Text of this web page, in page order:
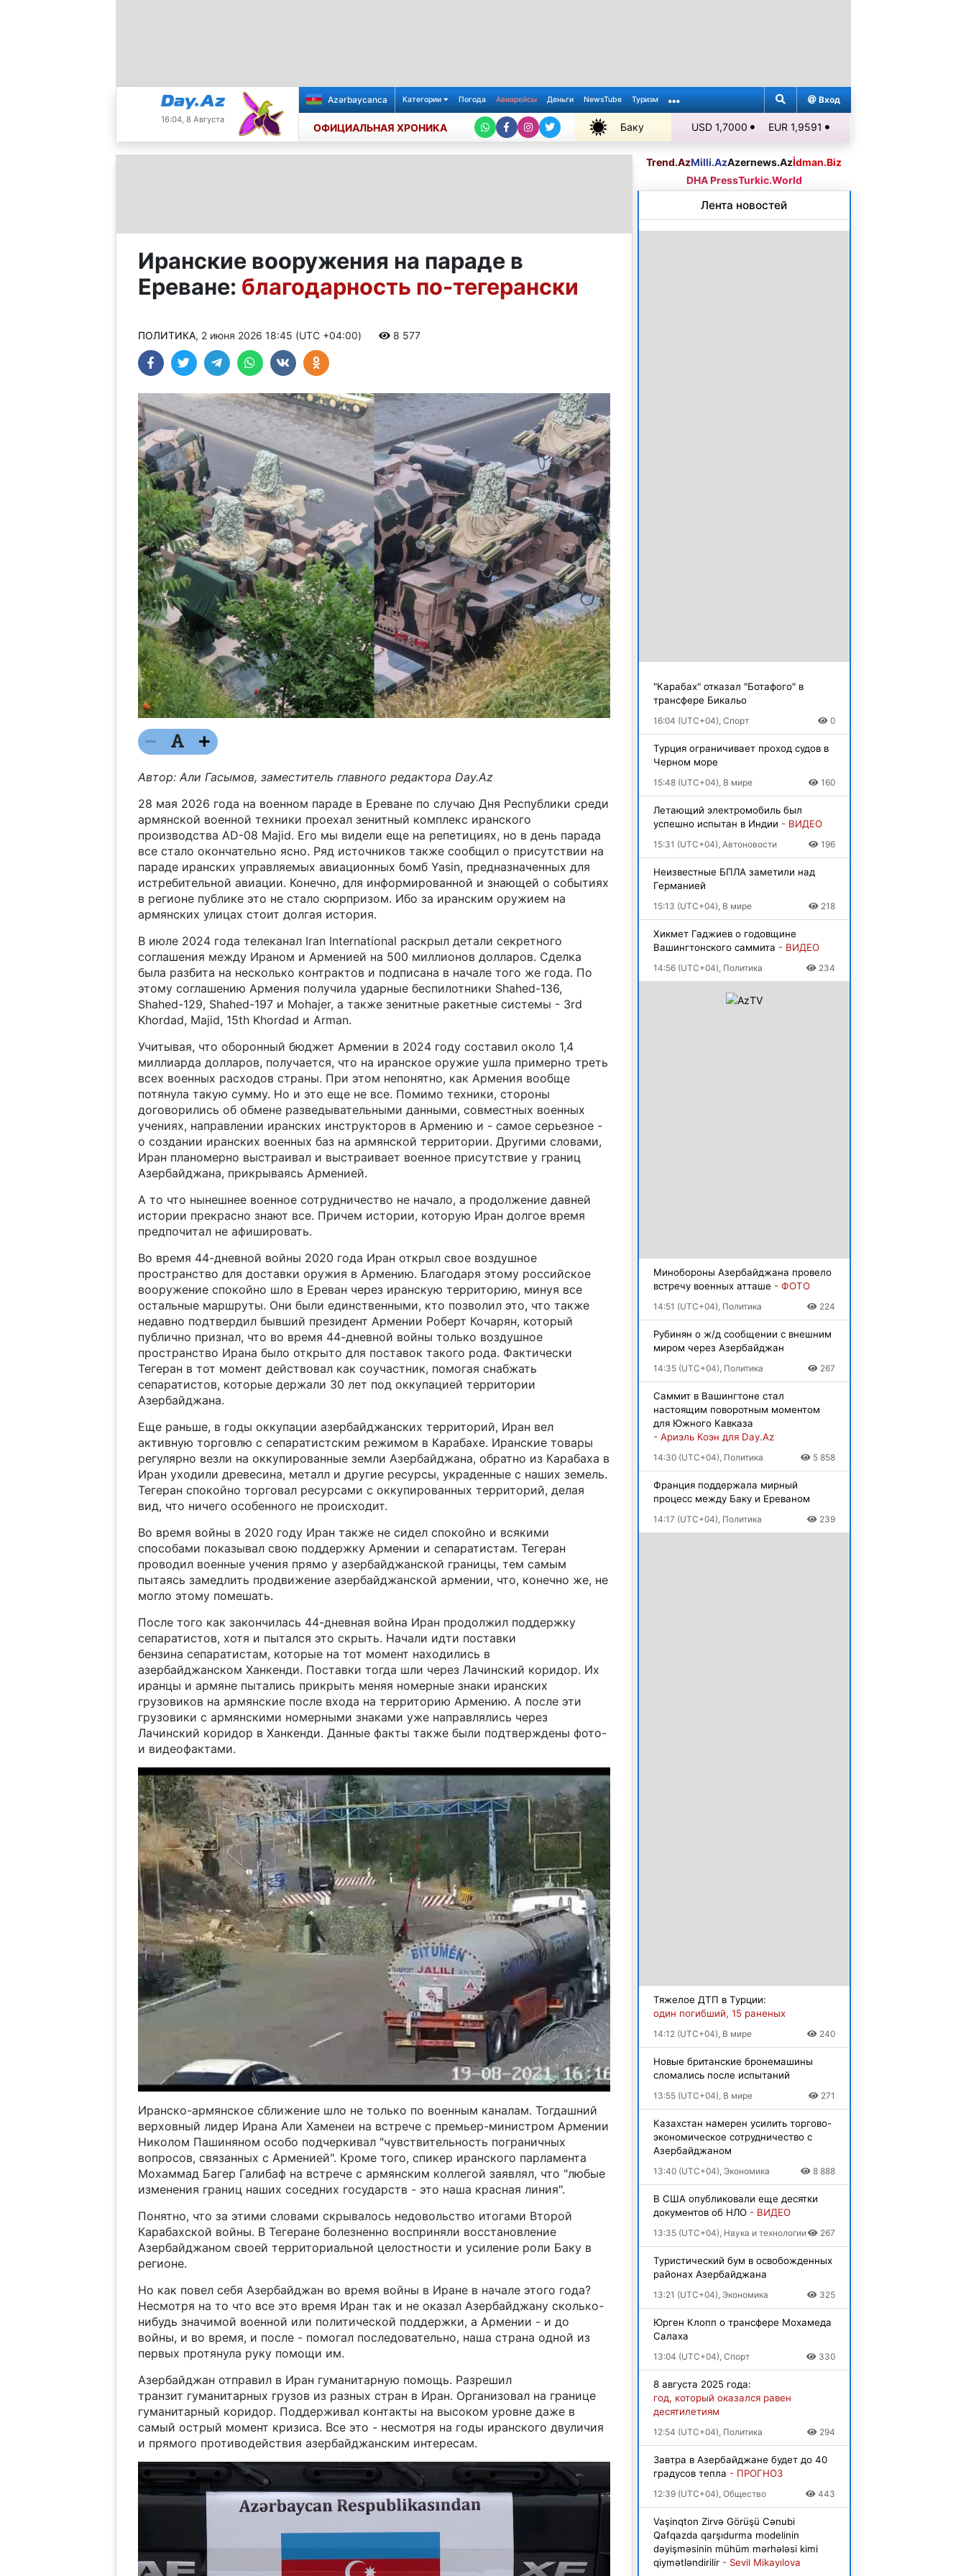
16:04, 8 Августа
Azərbaycanca Категории Погода Авиарейсы Деньги NewsTube Туризм Вход
ОФИЦИАЛЬНАЯ ХРОНИКА Баку
+36℃
USD 1,7000 EUR 1,9591
Иранские вооружения на параде в
Ереване: благодарность по-тегерански
ПОЛИТИКА, 2 июня 2026 18:45 (UTC +04:00) 8 577
Автор: Али Гасымов, заместитель главного редактора Day.Az
28 мая 2026 года на военном параде в Ереване по случаю Дня Республики среди
армянской военной техники проехал зенитный комплекс иранского
производства AD-08 Majid. Его мы видели еще на репетициях, но в день парада
все стало окончательно ясно. Ряд источников также сообщил о присутствии на
параде иранских управляемых авиационных бомб Yasin, предназначенных для
истребительной авиации. Конечно, для информированной и знающей о событиях
в регионе публике это не стало сюрпризом. Ибо за иранским оружием на
армянских улицах стоит долгая история.
В июле 2024 года телеканал Iran International раскрыл детали секретного
соглашения между Ираном и Арменией на 500 миллионов долларов. Сделка
была разбита на несколько контрактов и подписана в начале того же года. По
этому соглашению Армения получила ударные беспилотники Shahed-136,
Shahed-129, Shahed-197 и Mohajer, а также зенитные ракетные системы - 3rd
Khordad, Majid, 15th Khordad и Arman.
Учитывая, что оборонный бюджет Армении в 2024 году составил около 1,4
миллиарда долларов, получается, что на иранское оружие ушла примерно треть
всех военных расходов страны. При этом непонятно, как Армения вообще
потянула такую сумму. Но и это еще не все. Помимо техники, стороны
договорились об обмене разведывательными данными, совместных военных
учениях, направлении иранских инструкторов в Армению и - самое серьезное -
о создании иранских военных баз на армянской территории. Другими словами,
Иран планомерно выстраивал и выстраивает военное присутствие у границ
Азербайджана, прикрываясь Арменией.
А то что нынешнее военное сотрудничество не начало, а продолжение давней
истории прекрасно знают все. Причем истории, которую Иран долгое время
предпочитал не афишировать.
Во время 44-дневной войны 2020 года Иран открыл свое воздушное
пространство для доставки оружия в Армению. Благодаря этому российское
вооружение спокойно шло в Ереван через иранскую территорию, минуя все
остальные маршруты. Они были единственными, кто позволил это, что также
недавно подтвердил бывший президент Армении Роберт Кочарян, который
публично признал, что во время 44-дневной войны только воздушное
пространство Ирана было открыто для поставок такого рода. Фактически
Тегеран в тот момент действовал как соучастник, помогая снабжать
сепаратистов, которые держали 30 лет под оккупацией территории
Азербайджана.
Еще раньше, в годы оккупации азербайджанских территорий, Иран вел
активную торговлю с сепаратистским режимом в Карабахе. Иранские товары
регулярно везли на оккупированные земли Азербайджана, обратно из Карабаха в
Иран уходили древесина, металл и другие ресурсы, украденные с наших земель.
Тегеран спокойно торговал ресурсами с оккупированных территорий, делая
вид, что ничего особенного не происходит.
Во время войны в 2020 году Иран также не сидел спокойно и всякими
способами показывал свою поддержку Армении и сепаратистам. Тегеран
проводил военные учения прямо у азербайджанской границы, тем самым
пытаясь замедлить продвижение азербайджанской армении, что, конечно же, не
могло этому помешать.
После того как закончилась 44-дневная война Иран продолжил поддержку
сепаратистов, хотя и пытался это скрыть. Начали идти поставки
бензина сепаратистам, которые на тот момент находились в
азербайджанском Ханкенди. Поставки тогда шли через Лачинский коридор. Их
иранцы и армяне пытались прикрыть меняя номерные знаки иранских
грузовиков на армянские после входа на территорию Армению. А после эти
грузовики с армянскими номерными знаками уже направлялись через
Лачинский коридор в Ханкенди. Данные факты также были подтверждены фото-
и видеофактами.
Иранско-армянское сближение шло не только по военным каналам. Тогдашний
верховный лидер Ирана Али Хаменеи на встрече с премьер-министром Армении
Николом Пашиняном особо подчеркивал "чувствительность пограничных
вопросов, связанных с Арменией". Кроме того, спикер иранского парламента
Мохаммад Багер Галибаф на встрече с армянским коллегой заявлял, что "любые
изменения границ наших соседних государств - это наша красная линия".
Понятно, что за этими словами скрывалось недовольство итогами Второй
Карабахской войны. В Тегеране болезненно восприняли восстановление
Азербайджаном своей территориальной целостности и усиление роли Баку в
регионе.
Но как повел себя Азербайджан во время войны в Иране в начале этого года?
Несмотря на то что все это время Иран так и не оказал Азербайджану сколько-
нибудь значимой военной или политической поддержки, а Армении - и до
войны, и во время, и после - помогал последовательно, наша страна одной из
первых протянула руку помощи им.
Азербайджан отправил в Иран гуманитарную помощь. Разрешил
транзит гуманитарных грузов из разных стран в Иран. Организовал на границе
гуманитарный коридор. Поддерживал контакты на высоком уровне даже в
самый острый момент кризиса. Все это - несмотря на годы иранского двуличия
и прямого противодействия азербайджанским интересам.
Trend.AzMilli.AzAzernews.Azİdman.Biz
DHA PressTurkic.World
Лента новостей
"Карабах" отказал "Ботафого" в
трансфере Бикальо
16:04 (UTC+04), Спорт 0
Турция ограничивает проход судов в
Черном море
15:48 (UTC+04), В мире 160
Летающий электромобиль был
успешно испытан в Индии - ВИДЕО
15:31 (UTC+04), Автоновости 196
Неизвестные БПЛА заметили над
Германией
15:13 (UTC+04), В мире 218
Хикмет Гаджиев о годовщине
Вашингтонского саммита - ВИДЕО
14:56 (UTC+04), Политика 234
Минобороны Азербайджана провело
встречу военных атташе - ФОТО
14:51 (UTC+04), Политика 224
Рубинян о ж/д сообщении с внешним
миром через Азербайджан
14:35 (UTC+04), Политика 267
Саммит в Вашингтоне стал
настоящим поворотным моментом
для Южного Кавказа
- Ариэль Коэн для Day.Az
14:30 (UTC+04), Политика 5 858
Франция поддержала мирный
процесс между Баку и Ереваном
14:17 (UTC+04), Политика 239
Тяжелое ДТП в Турции:
один погибший, 15 раненых
14:12 (UTC+04), В мире 240
Новые британские бронемашины
сломались после испытаний
13:55 (UTC+04), В мире 271
Казахстан намерен усилить торгово-
экономическое сотрудничество с
Азербайджаном
13:40 (UTC+04), Экономика 8 888
В США опубликовали еще десятки
документов об НЛО - ВИДЕО
13:35 (UTC+04), Наука и технологии 267
Туристический бум в освобожденных
районах Азербайджана
13:21 (UTC+04), Экономика 325
Юрген Клопп о трансфере Мохамеда
Салаха
13:04 (UTC+04), Спорт 330
8 августа 2025 года:
год, который оказался равен
десятилетиям
12:54 (UTC+04), Политика 294
Завтра в Азербайджане будет до 40
градусов тепла - ПРОГНОЗ
12:39 (UTC+04), Общество 443
Vaşinqton Zirvə Görüşü Cənubi
Qafqazda qarşıdurma modelinin
dəyişməsinin mühüm mərhələsi kimi
qiymətləndirilir - Sevil Mikayılova